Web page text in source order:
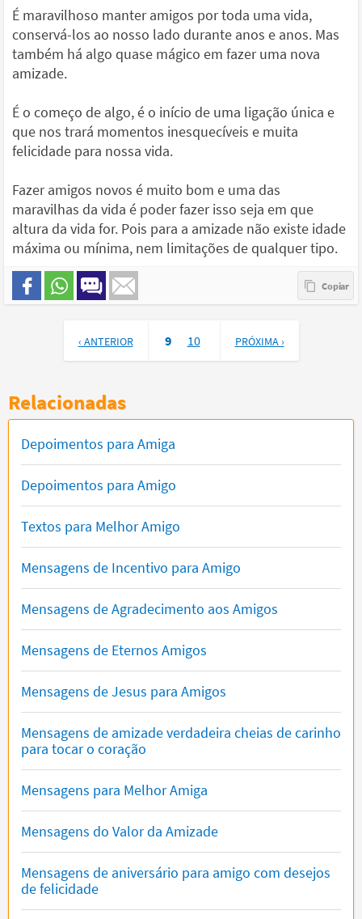
É maravilhoso manter amigos por toda uma vida,
conservá-los ao nosso lado durante anos e anos. Mas
também há algo quase mágico em fazer uma nova
amizade.
É o começo de algo, é o início de uma ligação única e
que nos trará momentos inesquecíveis e muita
felicidade para nossa vida.
Fazer amigos novos é muito bom e uma das
maravilhas da vida é poder fazer isso seja em que
altura da vida for. Pois para a amizade não existe idade
máxima ou mínima, nem limitações de qualquer tipo.
‹ ANTERIOR 9 10 PRÓXIMA ›
Relacionadas
Depoimentos para Amiga
Depoimentos para Amigo
Textos para Melhor Amigo
Mensagens de Incentivo para Amigo
Mensagens de Agradecimento aos Amigos
Mensagens de Eternos Amigos
Mensagens de Jesus para Amigos
Mensagens de amizade verdadeira cheias de carinho
para tocar o coração
Mensagens para Melhor Amiga
Mensagens do Valor da Amizade
Mensagens de aniversário para amigo com desejos
de felicidade